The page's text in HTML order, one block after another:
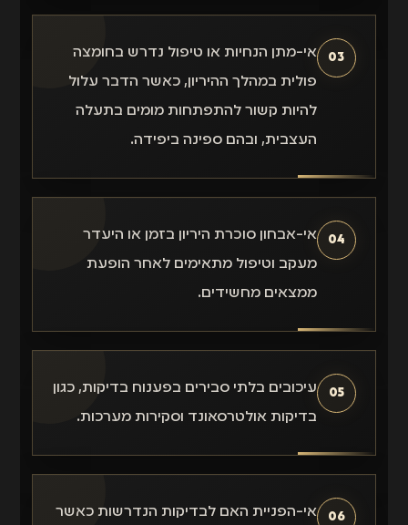
03
אי-מתן הנחיות או טיפול נדרש בחומצה
פולית במהלך ההיריון, כאשר הדבר עלול
להיות קשור להתפתחות מומים בתעלה
העצבית, ובהם ספינה ביפידה.
04
אי-אבחון סוכרת היריון בזמן או היעדר
מעקב וטיפול מתאימים לאחר הופעת
ממצאים מחשידים.
05
עיכובים בלתי סבירים בפענוח בדיקות, כגון
בדיקות אולטרסאונד וסקירות מערכות.
06
אי-הפניית האם לבדיקות הנדרשות כאשר